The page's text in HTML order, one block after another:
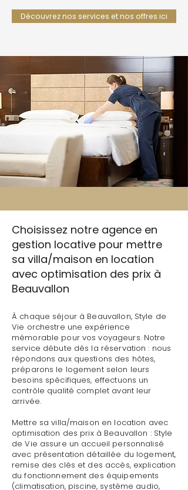
Découvrez nos services et nos offres ici
Choisissez notre agence en
gestion locative pour mettre
sa villa/maison en location
avec optimisation des prix à
Beauvallon
À chaque séjour à Beauvallon, Style de
Vie orchestre une expérience
mémorable pour vos voyageurs. Notre
service débute dès la réservation : nous
répondons aux questions des hôtes,
préparons le logement selon leurs
besoins spécifiques, effectuons un
contrôle qualité complet avant leur
arrivée.
Mettre sa villa/maison en location avec
optimisation des prix à Beauvallon : Style
de Vie assure un accueil personnalisé
avec présentation détaillée du logement,
remise des clés et des accès, explication
du fonctionnement des équipements
(climatisation, piscine, système audio,